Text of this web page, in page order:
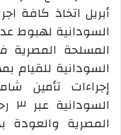
أبريل اتخاذ كافة
المسلحة المصرية
السودانية للقيام
إجراءات تأمين
المصرية والعودة